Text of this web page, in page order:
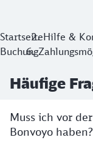
StartseiteHilfe &
Buchung
Häufige
Muss ich vor
Bonvoyo haben?